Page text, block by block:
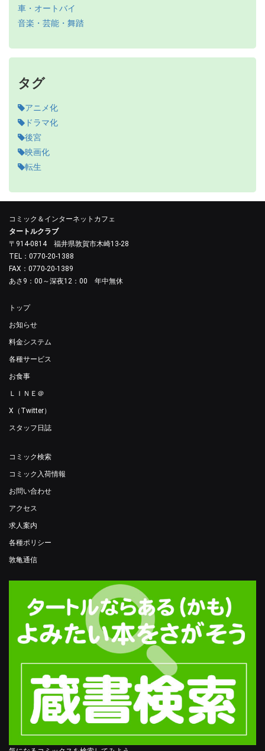
車・オートバイ
音楽・芸能・舞踏
タグ
アニメ化
ドラマ化
後宮
映画化
転生
コミック＆インターネットカフェ
タートルクラブ
〒914-0814 福井県敦賀市木崎13-28
TEL：0770-20-1388
FAX：0770-20-1389
あさ9：00～深夜12：00 年中無休
トップ
お知らせ
料金システム
各種サービス
お食事
ＬＩＮＥ＠
X（Twitter）
スタッフ日誌
コミック検索
コミック入荷情報
お問い合わせ
アクセス
求人案内
各種ポリシー
敦亀通信